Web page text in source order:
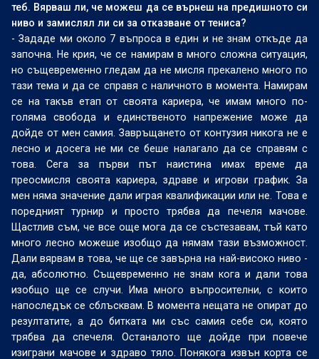
теб. Вярваш ли, че можеш да се върнеш на предишното си
ниво и замислял ли си за отказване от тениса?
- Зададе ми около 7 въпроса в един и не знам откъде да
започна. Не крия, че се намирам в много сложна ситуация,
но същевременно гледам да не мисля прекалено много по
тази тема и да се справя с наличното в момента. Намирам
се на такъв етап от своята кариера, че имам много по-
голяма свобода и единственото напрежение може да
дойде от мен самия. Завръщането от контузия никога не е
лесно и досега не ми се беше налагало да се справям с
това. Сега за първи път наистина имах време да
преосмисля своята кариера, здраве и игрови график. За
мен няма значение дали играя квалификации или не. Това е
поредният турнир и просто трябва да печеля мачове.
Щастлив съм, че все още мога да се състезавам, тъй като
много лесно можеше изобщо да нямам тази възможност.
Дали вярвам в това, че ще се завърна на най-високо ниво -
да, абсолютно. Същевременно не знам кога и дали това
изобщо ще се случи. Има много въпросителни, с които
напоследък се сблъсквам. В момента нещата не опират до
резултатите, а до битката ми със самия себе си, която
трябва да спечеля. Останалото ще дойде при повече
изиграни мачове и здраво тяло. Понякога извън корта се